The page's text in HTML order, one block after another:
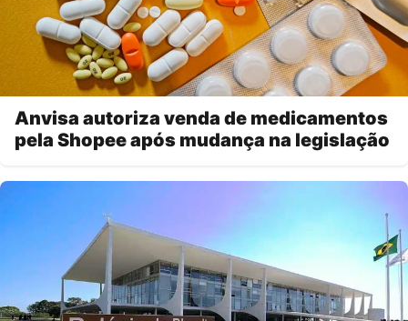
Anvisa autoriza venda de medicamentos
pela Shopee após mudança na legislação